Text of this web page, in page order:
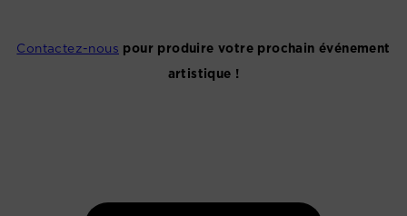
Contactez-nous pour produire votre prochain événement
artistique !